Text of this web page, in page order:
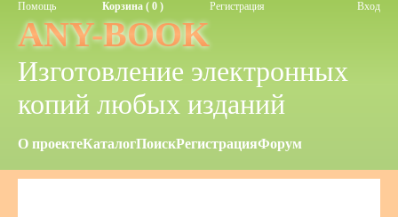
Помощь Корзина ( 0 ) Регистрация Вход
ANY-BOOK
Изготовление электронных
копий любых изданий
О проектеКаталогПоискРегистрацияФорум